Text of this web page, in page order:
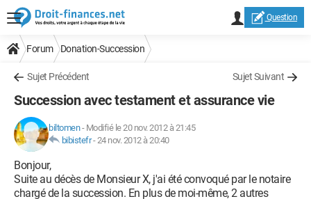
Question
Forum Donation-Succession
Sujet Précédent Sujet Suivant
Succession avec testament et assurance vie
biltomen- Modifié le 20 nov. 2012 à 21:45
bibistefr-24 nov. 2012 à 20:40
Bonjour,
Suite au décès de Monsieur X, j'ai été convoqué par le notaire
chargé de la succession. En plus de moi-même, 2 autres